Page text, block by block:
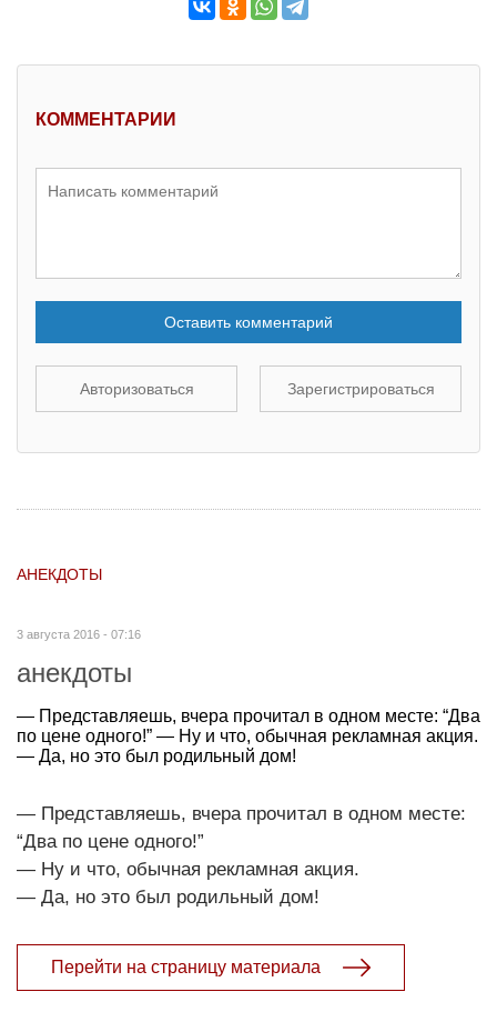
КОММЕНТАРИИ
Оставить комментарий
Авторизоваться Зарегистрироваться
АНЕКДОТЫ
3 августа 2016 - 07:16
анекдоты
— Представляешь, вчера прочитал в одном месте: “Два
по цене одного!” — Ну и что, обычная рекламная акция.
— Да, но это был родильный дом!
— Представляешь, вчера прочитал в одном месте:
“Два по цене одного!”
— Ну и что, обычная рекламная акция.
— Да, но это был родильный дом!
Перейти на страницу материала